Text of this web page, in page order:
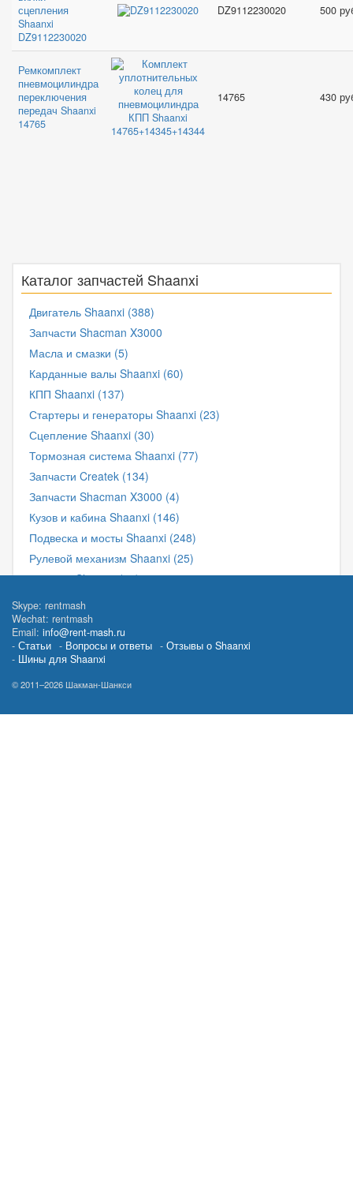
сцепления
Shaanxi
DZ9112230020
DZ9112230020 500
Ремкомплект
пневмоцилиндра
переключения
передач Shaanxi
14765
14765 430
Каталог запчастей Shaanxi
Двигатель Shaanxi (388)
Запчасти Shacman X3000
Масла и смазки (5)
Карданные валы Shaanxi (60)
КПП Shaanxi (137)
Стартеры и генераторы Shaanxi (23)
Сцепление Shaanxi (30)
Тормозная система Shaanxi (77)
Запчасти Createk (134)
Запчасти Shacman X3000 (4)
Кузов и кабина Shaanxi (146)
Подвеска и мосты Shaanxi (248)
Рулевой механизм Shaanxi (25)
Фильтра Shaanxi (11)
Фильтра для грузовиков и спецтехники (201)
Электрика и датчики Shaanxi (67)
Skype: rentmash
Wechat: rentmash
Email: info@rent-mash.ru
Статьи
Вопросы и ответы
Отзывы о Shaanxi
Шины для Shaanxi
© 2011–2026 Шакман-Шанкси